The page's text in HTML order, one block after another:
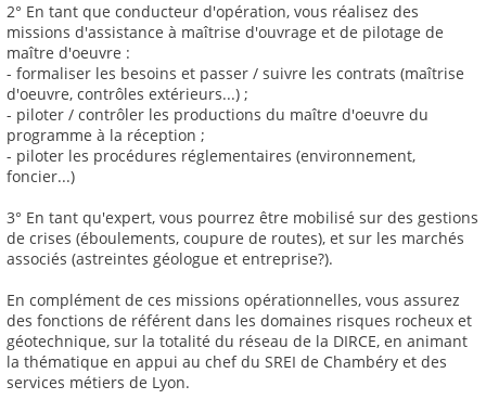
2° En tant que conducteur d'opération, vous réalisez des
missions d'assistance à maîtrise d'ouvrage et de pilotage de
maître d'oeuvre :
- formaliser les besoins et passer / suivre les contrats (maîtrise
d'oeuvre, contrôles extérieurs...) ;
- piloter / contrôler les productions du maître d'oeuvre du
programme à la réception ;
- piloter les procédures réglementaires (environnement,
foncier...)
3° En tant qu'expert, vous pourrez être mobilisé sur des gestions
de crises (éboulements, coupure de routes), et sur les marchés
associés (astreintes géologue et entreprise?).
En complément de ces missions opérationnelles, vous assurez
des fonctions de référent dans les domaines risques rocheux et
géotechnique, sur la totalité du réseau de la DIRCE, en animant
la thématique en appui au chef du SREI de Chambéry et des
services métiers de Lyon.